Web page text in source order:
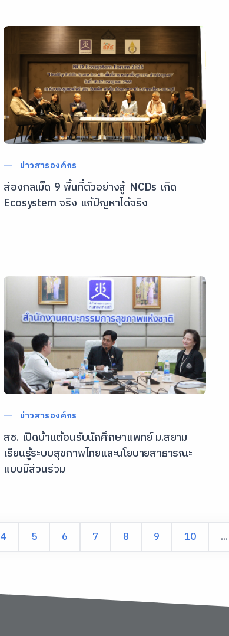
ข่าวสารองค์กร
ส่องกลเม็ด 9 พื้นที่ตัวอย่างสู้ NCDs เกิด
Ecosystem จริง แก้ปัญหาได้จริง
ข่าวสารองค์กร
สช. เปิดบ้านต้อนรับนักศึกษาแพทย์ ม.สยาม
เรียนรู้ระบบสุขภาพไทยและนโยบายสาธารณะ
แบบมีส่วนร่วม
4 5 6 7 8 9 10 ...